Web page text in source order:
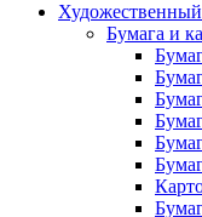
Бумага и